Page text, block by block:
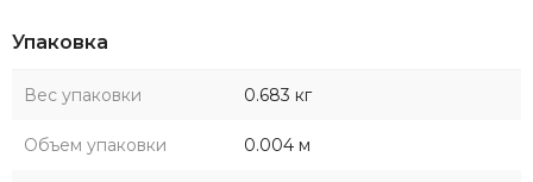
Упаковка
Вес упаковки 0.683 кг
Объем упаковки 0.004 м